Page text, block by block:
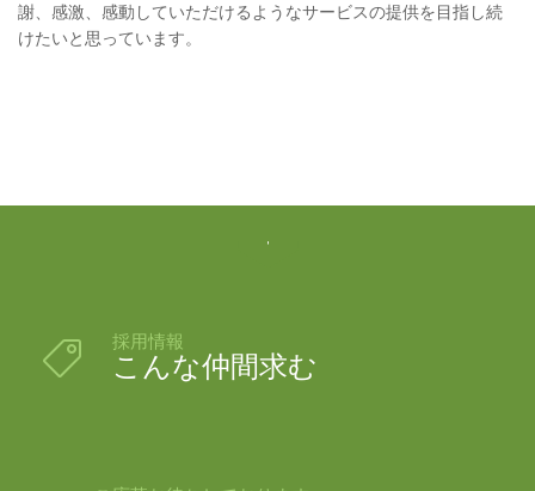
謝、感激、感動していただけるようなサービスの提供を目指し続
けたいと思っています。
 採用情報
こんな仲間求む